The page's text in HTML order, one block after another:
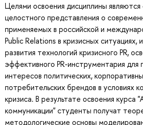
Целями освоения дисциплины
целостного представления о
применяемых в российской и
Public Relations в кризисных ситуациях,
развития технологий кризисного PR,
эффективного PR-инструментария для
интересов политических,
потребительских брендов в условиях
кризиса. В результате освоения курса
коммуникации" студенты получат
методологические основы